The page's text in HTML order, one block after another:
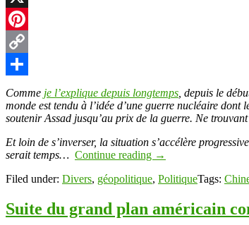
X
Pinterest
Copy
Link
Partager
Comme je l’explique depuis longtemps , depuis le
monde est tendu à l’idée d’une guerre nucléaire
soutenir Assad jusqu’au prix de la guerre. Ne
Et loin de s’inverser, la situation s’accélère
serait temps… Continue reading →
Filed under: Divers, géopolitique, PolitiqueTags:
Suite du grand plan américain